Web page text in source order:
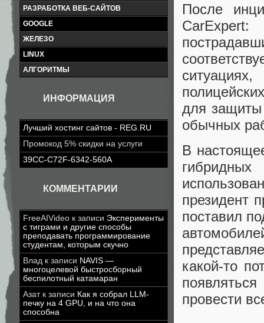
РАЗРАБОТКА ВЕБ-САЙТОВ
GOOGLE
ЖЕЛЕЗО
LINUX
АЛГОРИТМЫ
ИНФОРМАЦИЯ
Лучший хостинг сайтов - REG.RU
Промокод 5% скидки на услуги
39CC-C72F-6342-560A
КОММЕНТАРИИ
FreeAIVideo к записи Эксперименты
с тиграми и другие способы
преподавать программирование
студентам, которым скучно
Влад к записи NAVIS —
многоцелевой быстросборный
беспилотный катамаран
Азатк записи Как я собрал LLM-
печку на 4 GPU, и на что она
способна
После
для защиты
обычных
В
президент
поставил
какой-то
провести